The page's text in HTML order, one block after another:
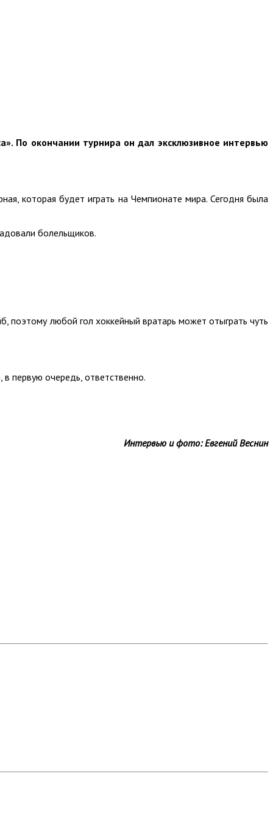
По окончании турнира он дал эксклюзивное интервью
которая будет играть на Чемпионате мира. Сегодня была
болельщиков.
поэтому любой гол хоккейный вратарь может отыграть чуть
первую очередь, ответственно.
Интервью и фото: Евгений Веснин